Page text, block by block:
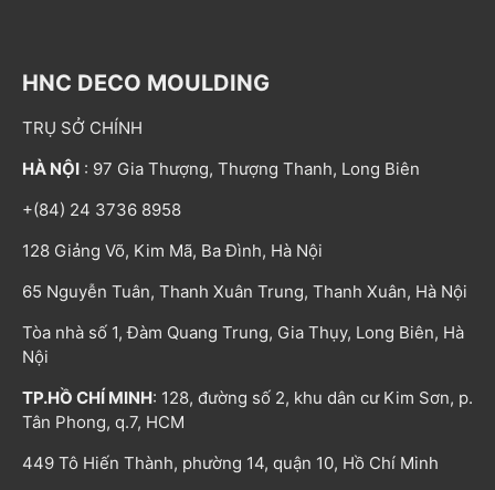
HNC DECO MOULDING
TRỤ SỞ CHÍNH
HÀ NỘI : 97 Gia Thượng, Thượng Thanh, Long Biên
+(84) 24 3736 8958
128 Giảng Võ, Kim Mã, Ba Đình, Hà Nội
65 Nguyễn Tuân, Thanh Xuân Trung, Thanh Xuân, Hà Nội
Tòa nhà số 1, Đàm Quang Trung, Gia Thụy, Long Biên, Hà
Nội
TP.HỒ CHÍ MINH: 128, đường số 2, khu dân cư Kim Sơn, p.
Tân Phong, q.7, HCM
449 Tô Hiến Thành, phường 14, quận 10, Hồ Chí Minh